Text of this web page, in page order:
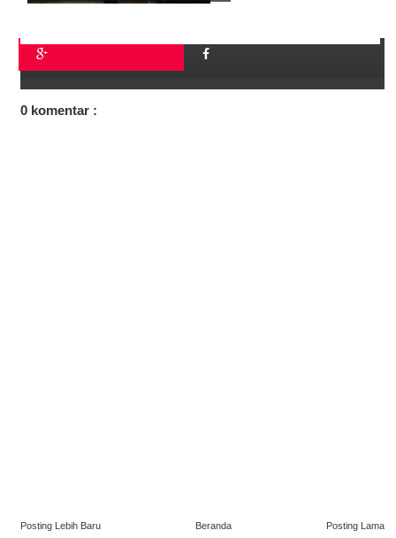
0 komentar :
Posting Lebih Baru Posting Lama
Beranda